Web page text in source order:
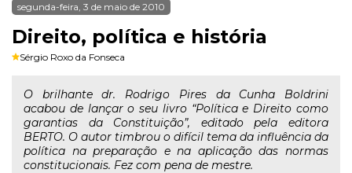
segunda-feira, 3 de maio de 2010
Direito, política e história
Sérgio Roxo da Fonseca
O brilhante dr. Rodrigo Pires da Cunha Boldrini
acabou de lançar o seu livro “Política e Direito como
garantias da Constituição”, editado pela editora
BERTO. O autor timbrou o difícil tema da influência da
política na preparação e na aplicação das normas
constitucionais. Fez com pena de mestre.